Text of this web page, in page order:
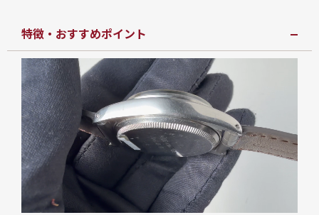
特徴・おすすめポイント